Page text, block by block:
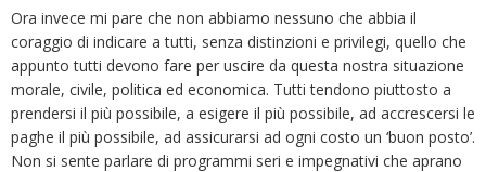
Ora invece mi pare che non abbiamo nessuno che abbia il
coraggio di indicare a tutti, senza distinzioni e privilegi, quello che
appunto tutti devono fare per uscire da questa nostra situazione
morale, civile, politica ed economica. Tutti tendono piuttosto a
prendersi il più possibile, a esigere il più possibile, ad accrescersi le
paghe il più possibile, ad assicurarsi ad ogni costo un ‘buon posto’.
Non si sente parlare di programmi seri e impegnativi che aprano